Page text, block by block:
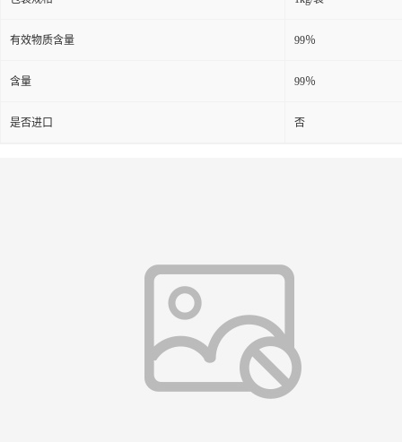
有效物质含量 99％
含量 99％
是否进口 否